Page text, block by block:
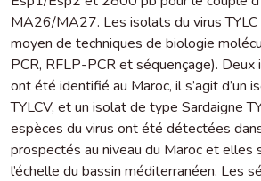
MA26/MA27. Les isolats du virus
moyen de techniques de biologie
PCR, RFLP-PCR et séquençage). Deux
ont été identifié au Maroc, il s’agit d’un
TYLCV, et un isolat de type Sardaigne
espèces du virus ont été détectées
prospectés au niveau du Maroc et elles
l’échelle du bassin méditerranéen. Les